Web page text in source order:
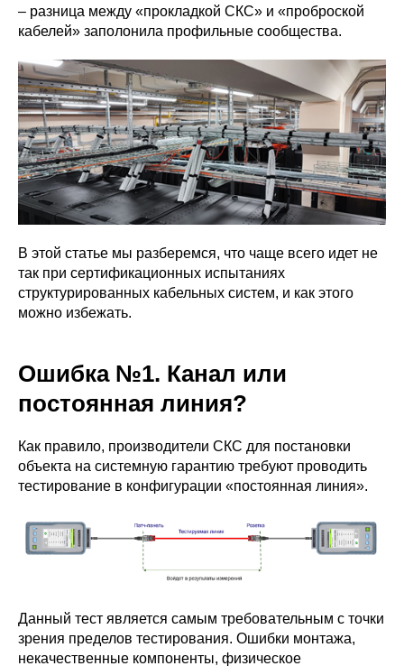
– разница между «прокладкой СКС» и «проброской
кабелей» заполонила профильные сообщества.
В этой статье мы разберемся, что чаще всего идет не
так при сертификационных испытаниях
структурированных кабельных систем, и как этого
можно избежать.
Ошибка №1. Канал или
постоянная линия?
Как правило, производители СКС для постановки
объекта на системную гарантию требуют проводить
тестирование в конфигурации «постоянная линия».
Данный тест является самым требовательным с точки
зрения пределов тестирования. Ошибки монтажа,
некачественные компоненты, физическое